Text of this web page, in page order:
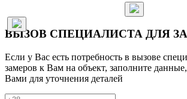
ВЫЗОВ СПЕЦИАЛИСТА ДЛЯ
Если у Вас есть потребность в вызове
замеров к Вам на объект, заполните
Вами для уточнения деталей